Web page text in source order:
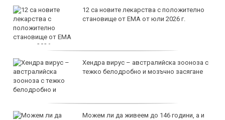
12 са новите лекарства с положително
становище от ЕМА от юли 2026 г.
Хендра вирус – австралийска зооноза с
тежко белодробно и мозъчно засягане
Можем ли да живеем до 146 години, а и